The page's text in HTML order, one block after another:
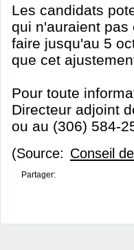
Les candidats
qui n'auraient
faire jusqu'au 5
que cet
Pour toute
Directeur adjoint
ou au (306) 584-
(Source: Conseil
Partager: